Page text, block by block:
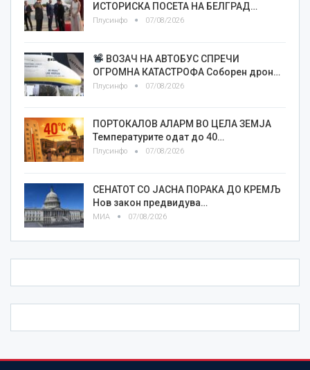
ИСТОРИСКА ПОСЕТА НА БЕЛГРАД…
Плусинфо 07/08/2026
ВОЗАЧ НА АВТОБУС СПРЕЧИ
ОГРОМНА КАТАСТРОФА Соборен дрон…
Плусинфо 07/08/2026
ПОРТОКАЛОВ АЛАРМ ВО ЦЕЛА ЗЕМЈА
Температурите одат до 40…
Плусинфо 07/08/2026
СЕНАТОТ СО ЈАСНА ПОРАКА ДО КРЕМЉ
Нов закон предвидува…
МИА 07/08/2026